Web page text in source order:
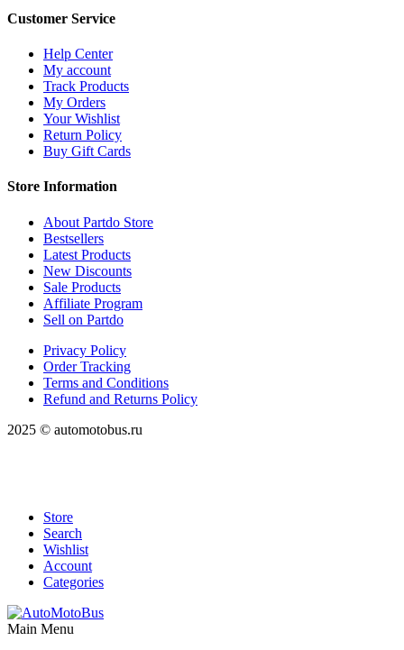
Customer Service
Help Center
My account
Track Products
My Orders
Your Wishlist
Return Policy
Buy Gift Cards
Store Information
About Partdo Store
Bestsellers
Latest Products
New Discounts
Sale Products
Affiliate Program
Sell on Partdo
Privacy Policy
Order Tracking
Terms and Conditions
Refund and Returns Policy
2025 © automotobus.ru
Store
Search
Wishlist
Account
Categories
Main Menu